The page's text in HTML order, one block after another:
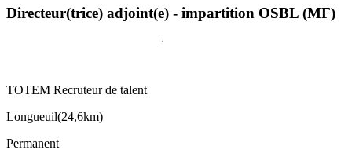
Directeur(trice) adjoint(e) - impartition OSBL (MF)
TOTEM Recruteur de talent
Longueuil(24,6km)
Permanent